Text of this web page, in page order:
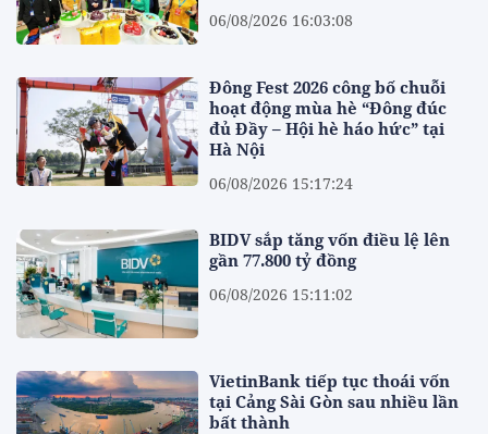
06/08/2026 16:03:08
Đông Fest 2026 công bố chuỗi
hoạt động mùa hè “Đông đúc
đủ Đầy – Hội hè háo hức” tại
Hà Nội
06/08/2026 15:17:24
BIDV sắp tăng vốn điều lệ lên
gần 77.800 tỷ đồng
06/08/2026 15:11:02
VietinBank tiếp tục thoái vốn
tại Cảng Sài Gòn sau nhiều lần
bất thành